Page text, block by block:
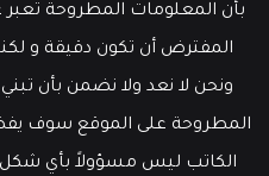
بأن المعلومات المطروحة
المفترض أن تكون دقيقة و
ونحن لا نعد ولا نضمن بأن
المطروحة على الموقع سوف يفضي
الكاتب ليس مسؤولاً بأي